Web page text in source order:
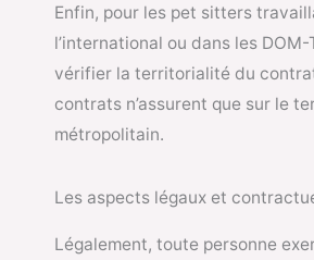
Enfin, pour les pet sitters
l’international ou dans les
vérifier la territorialité du
contrats n’assurent que sur le
métropolitain.
Les aspects légaux et
Légalement, toute personne